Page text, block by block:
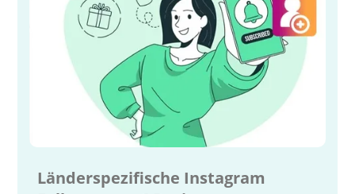
Länderspezifische Instagram